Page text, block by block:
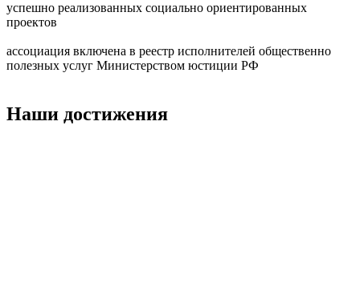
успешно реализованных социально ориентированных
проектов
ассоциация включена в реестр исполнителей общественно
полезных услуг Министерством юстиции РФ
Наши достижения